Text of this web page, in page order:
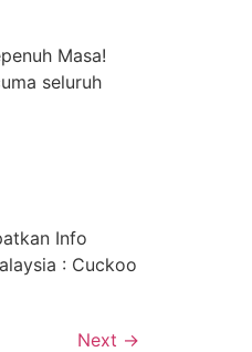
Masa!
seluruh
Info
: Cuckoo
Next →